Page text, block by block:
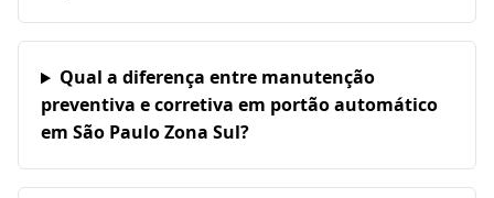
Qual a diferença entre manutenção
preventiva e corretiva em portão automático
em São Paulo Zona Sul?